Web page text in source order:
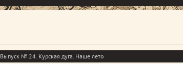
Выпуск № 24. Курская дуга. Наше лето